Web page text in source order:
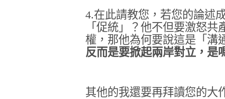
4.在此請教您，若您的論述
「促統」？他不但要激怒
權，那他為何要說這是「溝
反而是要掀起兩岸對立，是
其他的我還要再拜讀您的大